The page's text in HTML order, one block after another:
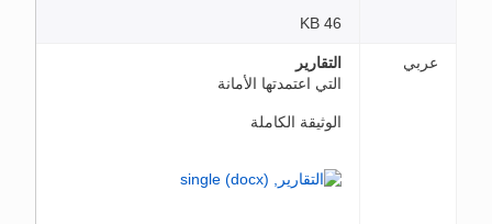
46 KB
عربي
التقارير
التي اعتمدتها الأمانة
الوثيقة الكاملة